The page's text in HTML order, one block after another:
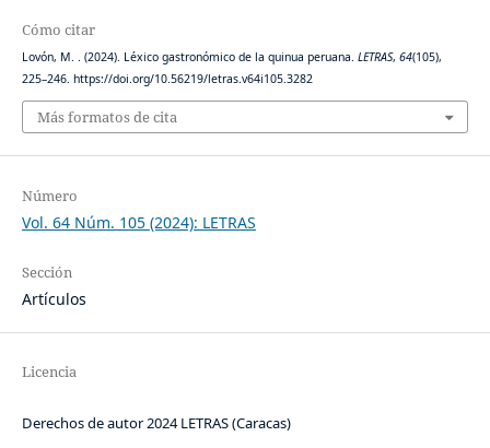
Cómo citar
Lovón, M. . (2024). Léxico gastronómico de la quinua peruana. LETRAS, 64(105),
225–246. https://doi.org/10.56219/letras.v64i105.3282
Más formatos de cita
Número
Vol. 64 Núm. 105 (2024): LETRAS
Sección
Artículos
Licencia
Derechos de autor 2024 LETRAS (Caracas)